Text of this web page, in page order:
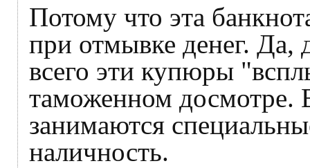
Потому что эта
при отмывке денег. Да,
всего эти купюры
таможенном досмотре.
занимаются
наличность.